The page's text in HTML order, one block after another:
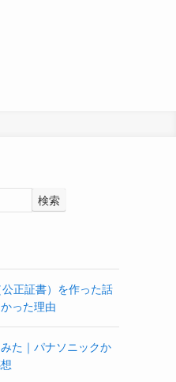
検索
正証書）を作った話
った理由
た｜パナソニックか